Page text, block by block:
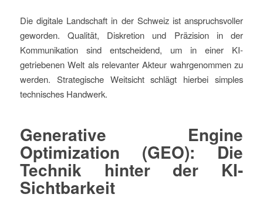
Die digitale Landschaft in der Schweiz ist anspruchsvoller
geworden. Qualität, Diskretion und Präzision in der
Kommunikation sind entscheidend, um in einer KI-
getriebenen Welt als relevanter Akteur wahrgenommen zu
werden. Strategische Weitsicht schlägt hierbei simples
technisches Handwerk.
Generative Engine
Optimization (GEO): Die
Technik hinter der KI-
Sichtbarkeit